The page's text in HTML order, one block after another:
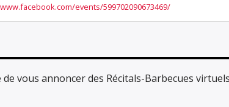
events/599702090673469/
vous annoncer des Récitals-Barbecues